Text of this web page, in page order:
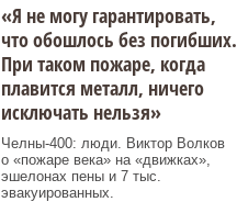
«Я не могу гарантировать,
что обошлось без погибших.
При таком пожаре, когда
плавится металл, ничего
исключать нельзя»
Челны-400: люди. Виктор Волков
о «пожаре века» на «движках»,
эшелонах пены и 7 тыс.
эвакуированных.